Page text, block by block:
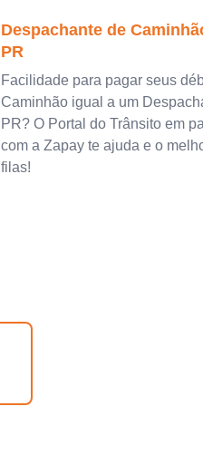
Despachante de
PR
Facilidade para pagar seus
Caminhão igual a um
PR? O Portal do Trânsito em
com a Zapay te ajuda e o
filas!